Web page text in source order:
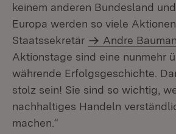
keinem anderen Bundesland
Europa werden so viele
Staatssekretär
Andre
Aktionstage sind eine nunmehr
währende Erfolgsgeschichte.
stolz sein! Sie sind so wichtig,
nachhaltiges Handeln
machen.“